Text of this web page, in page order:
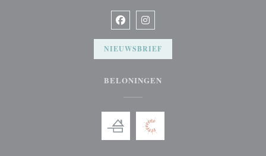
Facebook ((opent in een nieuw
Instagram ((opent in een nieuw
NIEUWSBRIEF
BELONINGEN